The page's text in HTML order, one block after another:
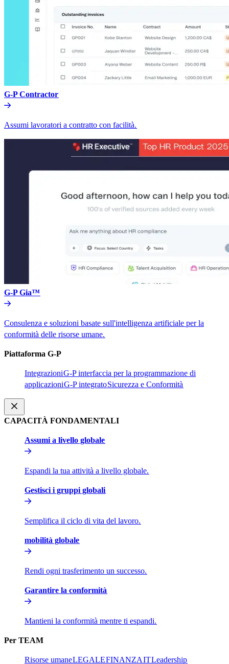
G-P Contractor​​
Assumi lavoratori a contratto con facilità.​​
G-P Gia™​​
Consulenza e soluzioni basate sull'intelligenza artificiale per la
conformità delle risorse umane.​​
Piattaforma G-P​​
Integrazioni​​G-P interfaccia per la programmazione di
applicazioni​​G-P integrato​​Sicurezza e Conformità​​
CAPACITÀ FONDAMENTALI​​
Assumi a livello globale​​
Espandi la tua attività a livello globale.​​
Gestisci i gruppi globali​​
Semplifica il ciclo di vita del lavoro.​​
mobilità globale​​
Rendi ogni trasferimento un successo.​​
Garantire la conformità​​
Mantieni la conformità mentre ti espandi.​​
Per TEAM​​
Risorse umane​​LEGALE​​FINANZA​​IT​​Leadership​​